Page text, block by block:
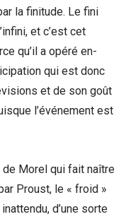
la finitude. Le fini
et c’est cet
qu’il a opéré en-
qui est donc
et de son goût
l’événement est
de Morel qui fait naître
Proust, le « froid »
d’une sorte